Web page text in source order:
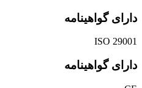
دارای گواهینامه
ISO 29001
دارای گواهینامه